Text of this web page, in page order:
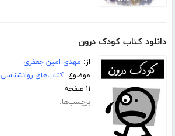
دانلود کتاب کودک درون
از: مهدی امین جعفری
موضوع:کتاب‌های روانشناسی
۱۱ صفحه
برچسب‌ها: